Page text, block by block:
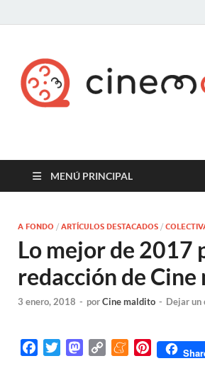
Cine maldito
MENÚ PRINCIPAL
A FONDO / ARTÍCULOS DESTACADOS /
Lo mejor de 2017
redacción de
3 enero, 2018 - porCine maldito - Dejar un
M
M
P